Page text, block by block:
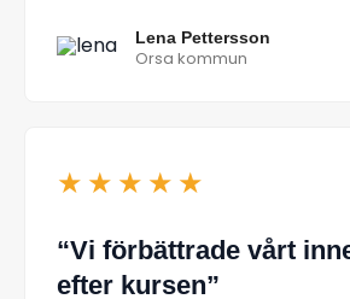
Lena Pettersson
Orsa kommun
★★★★★
“Vi förbättrade vårt
efter kursen”